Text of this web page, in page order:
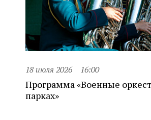
18 июля 2026 16:00
Программа «Военные
парках»